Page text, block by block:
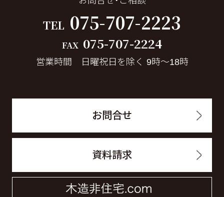
TEL 075-707-2223
FAX 075-707-2224
営業時間 日曜祝日を除く 9時～18時
お問合せ
資料請求